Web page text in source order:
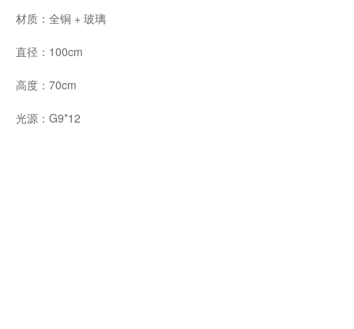
材质：全铜 + 玻璃
直径：100cm
高度：70cm
光源：G9*12